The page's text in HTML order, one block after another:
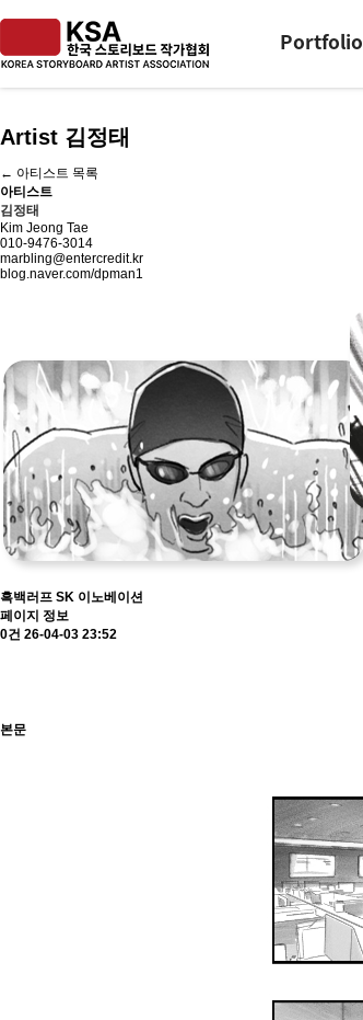
Portfolio
Artist 김정태
← 아티스트 목록
아티스트
김정태
Kim Jeong Tae
010-9476-3014
marbling@entercredit.kr
blog.naver.com/dpman1
흑백러프 SK 이노베이션
페이지 정보
0건 26-04-03 23:52
본문